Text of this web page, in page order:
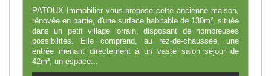
PATOUX Immobilier vous propose cette ancienne maison,
rénovée en partie, d'une surface habitable de 130m², située
dans un petit village lorrain, disposant de nombreuses
possibilités. Elle comprend, au rez-de-chaussée, une
entrée menant directement à un vaste salon séjour de
42m², un espace...